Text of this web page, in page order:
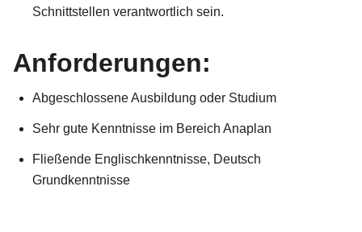
Schnittstellen verantwortlich sein.
Anforderungen:
Abgeschlossene Ausbildung oder Studium
Sehr gute Kenntnisse im Bereich Anaplan
Fließende Englischkenntnisse, Deutsch
Grundkenntnisse